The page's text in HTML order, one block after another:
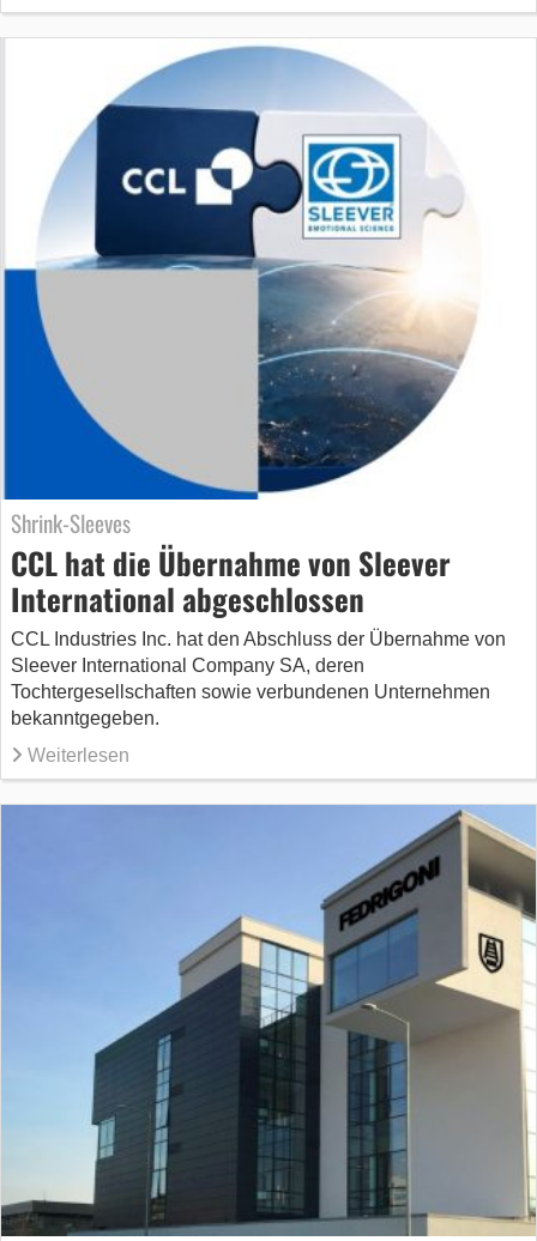
Shrink-Sleeves
CCL hat die Übernahme von Sleever
International abgeschlossen
CCL Industries Inc. hat den Abschluss der Übernahme von
Sleever International Company SA, deren
Tochtergesellschaften sowie verbundenen Unternehmen
bekanntgegeben.
Weiterlesen